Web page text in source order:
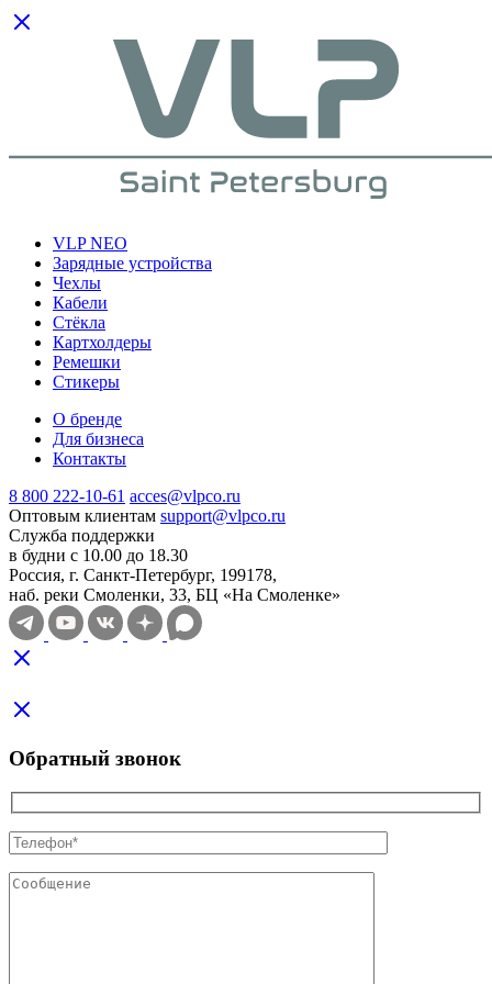
VLP NEO
Зарядные устройства
Чехлы
Кабели
Cтёкла
Картхолдеры
Ремешки
Стикеры
О бренде
Для бизнеса
Контакты
8 800 222-10-61 acces@vlpco.ru
Оптовым клиентам support@vlpco.ru
Служба поддержки
в будни с 10.00 до 18.30
Россия, г. Санкт-Петербург, 199178,
наб. реки Смоленки, 33, БЦ «На Смоленке»
Обратный звонок